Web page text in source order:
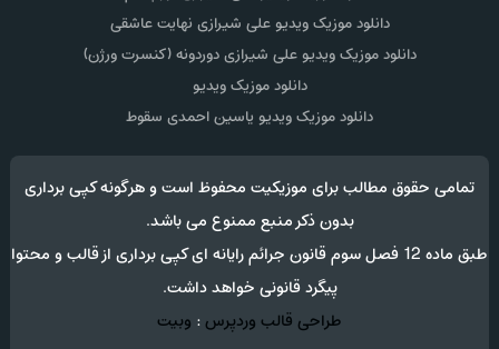
دانلود موزیک ویدیو علی شیرازی نهایت عاشقی
دانلود موزیک ویدیو علی شیرازی دوردونه (کنسرت ورژن)
دانلود موزیک ویدیو
دانلود موزیک ویدیو یاسین احمدی سقوط
تمامی حقوق مطالب برای موزیکیت محفوظ است و هرگونه کپی برداری
بدون ذکر منبع ممنوع می باشد.
طبق ماده 12 فصل سوم قانون جرائم رایانه ای کپی برداری از قالب و محتوا
پیگرد قانونی خواهد داشت.
طراحی قالب وردپرس: وبیت